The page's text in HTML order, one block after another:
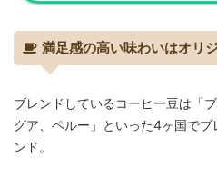
満足感の高い味わいはオリ
ブレンドしているコーヒー豆は「
グア、ペルー」といった4ヶ国で
ンド。